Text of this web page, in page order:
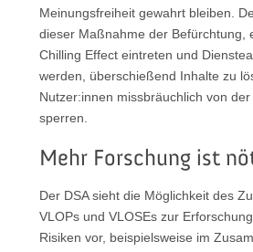
Meinungsfreiheit gewahrt bleiben.
dieser Maßnahme der Befürchtung,
Chilling Effect eintreten und
werden, überschießend Inhalte zu
Nutzer:innen missbräuchlich von
sperren.
Mehr Forschung ist
Der DSA sieht die Möglichkeit des
VLOPs und VLOSEs zur
Risiken vor, beispielsweise im